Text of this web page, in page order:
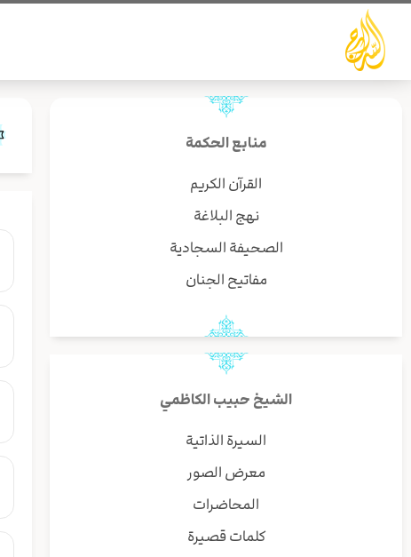
تخطي
المحتوى
منابع الحكمة
القرآن الكريم
نهج البلاغة
الصحيفة السجادية
مفاتيح الجنان
الشيخ حبيب الكاظمي
السيرة الذاتية
معرض الصور
المحاضرات
كلمات قصيرة